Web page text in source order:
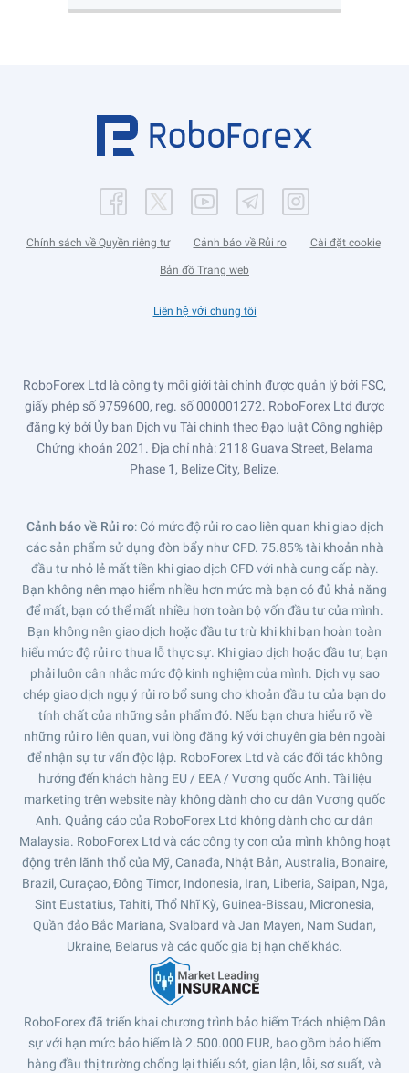
Chính sách về Quyền riêng tư Cảnh báo về Rủi ro Cài đặt cookie
Bản đồ Trang web
Liên hệ với chúng tôi
RoboForex Ltd là công ty môi giới tài chính được quản lý bởi FSC,
giấy phép số 9759600, reg. số 000001272. RoboForex Ltd được
đăng ký bởi Ủy ban Dịch vụ Tài chính theo Đạo luật Công nghiệp
Chứng khoán 2021. Địa chỉ nhà: 2118 Guava Street, Belama
Phase 1, Belize City, Belize.
Cảnh báo về Rủi ro: Có mức độ rủi ro cao liên quan khi giao dịch
các sản phẩm sử dụng đòn bẩy như CFD. 75.85% tài khoản nhà
đầu tư nhỏ lẻ mất tiền khi giao dịch CFD với nhà cung cấp này.
Bạn không nên mạo hiểm nhiều hơn mức mà bạn có đủ khả năng
để mất, bạn có thể mất nhiều hơn toàn bộ vốn đầu tư của mình.
Bạn không nên giao dịch hoặc đầu tư trừ khi khi bạn hoàn toàn
hiểu mức độ rủi ro thua lỗ thực sự. Khi giao dịch hoặc đầu tư, bạn
phải luôn cân nhắc mức độ kinh nghiệm của mình. Dịch vụ sao
chép giao dịch ngụ ý rủi ro bổ sung cho khoản đầu tư của bạn do
tính chất của những sản phẩm đó. Nếu bạn chưa hiểu rõ về
những rủi ro liên quan, vui lòng đăng ký với chuyên gia bên ngoài
để nhận sự tư vấn độc lập. RoboForex Ltd và các đối tác không
hướng đến khách hàng EU / EEA / Vương quốc Anh. Tài liệu
marketing trên website này không dành cho cư dân Vương quốc
Anh. Quảng cáo của RoboForex Ltd không dành cho cư dân
Malaysia. RoboForex Ltd và các công ty con của mình không hoạt
động trên lãnh thổ của Mỹ, Canađa, Nhật Bản, Australia, Bonaire,
Brazil, Curaçao, Đông Timor, Indonesia, Iran, Liberia, Saipan, Nga,
Sint Eustatius, Tahiti, Thổ Nhĩ Kỳ, Guinea-Bissau, Micronesia,
Quần đảo Bắc Mariana, Svalbard và Jan Mayen, Nam Sudan,
Ukraine, Belarus và các quốc gia bị hạn chế khác.
RoboForex đã triển khai chương trình bảo hiểm Trách nhiệm Dân
sự với hạn mức bảo hiểm là 2.500.000 EUR, bao gồm bảo hiểm
hàng đầu thị trường chống lại thiếu sót, gian lận, lỗi, sơ suất, và